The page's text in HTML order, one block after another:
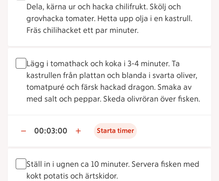
Dela, kärna ur och hacka chilifrukt. Skölj och
grovhacka tomater. Hetta upp olja i en kastrull.
Fräs chilihacket ett par minuter.
Lägg i tomathack och koka i 3-4 minuter. Ta
kastrullen från plattan och blanda i svarta oliver,
tomatpuré och färsk hackad dragon. Smaka av
med salt och peppar. Skeda olivröran över fisken.
00:03:00 Starta timer
Ställ in i ugnen ca 10 minuter. Servera fisken med
kokt potatis och ärtskidor.